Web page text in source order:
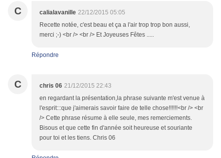
C calialavanille 22/12/2015 05:05
Recette notée, c'est beau et ça a l'air trop trop bon aussi,
merci ;-) <br /> <br /> Et Joyeuses Fêtes .....
Répondre
C chris 06 21/12/2015 22:43
en regardant la présentation,la phrase suivante m'est venue à
l'esprit:::que j'aimerais savoir faire de telle chose!!!!!!<br /> <br
/> Cette phrase résume à elle seule, mes remerciements.
Bisous et que cette fin d'année soit heureuse et souriante
pour toi et les tiens. Chris 06